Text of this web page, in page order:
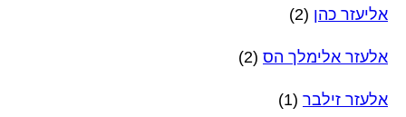
אליעזר כהן (2)
אלעזר אלימלך הס (2)
אלעזר זילבר (1)